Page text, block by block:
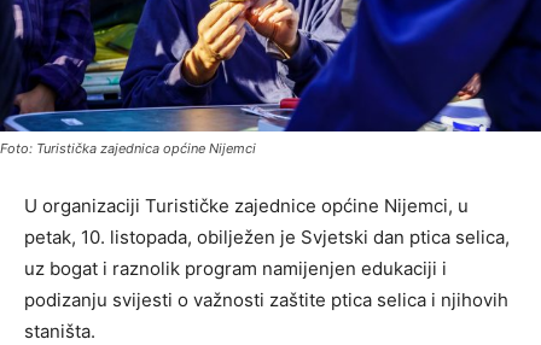
Foto: Turistička zajednica općine Nijemci
U organizaciji Turističke zajednice općine Nijemci, u
petak, 10. listopada, obilježen je Svjetski dan ptica selica,
uz bogat i raznolik program namijenjen edukaciji i
podizanju svijesti o važnosti zaštite ptica selica i njihovih
staništa.